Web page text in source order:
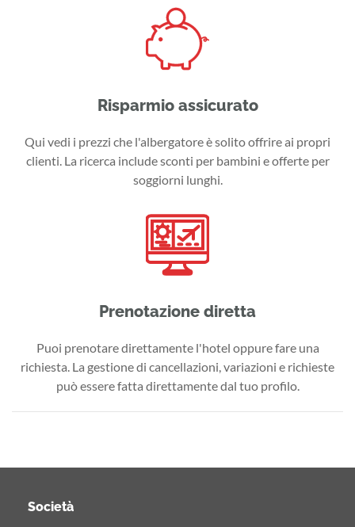
Risparmio assicurato
Qui vedi i prezzi che l'albergatore è solito offrire ai propri
clienti. La ricerca include sconti per bambini e offerte per
soggiorni lunghi.
Prenotazione diretta
Puoi prenotare direttamente l'hotel oppure fare una
richiesta. La gestione di cancellazioni, variazioni e richieste
può essere fatta direttamente dal tuo profilo.
Società